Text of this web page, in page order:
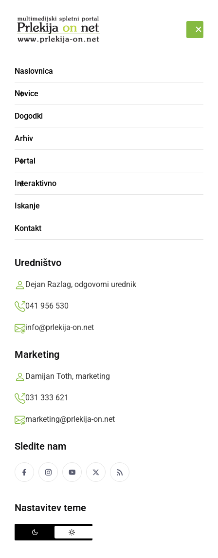
Naslovnica
Novice
Dogodki
Arhiv
Portal
Interaktivno
Iskanje
Kontakt
Uredništvo
Dejan Razlag, odgovorni urednik
041 956 530
info@prlekija-on.net
Marketing
Damijan Toth, marketing
031 333 621
marketing@prlekija-on.net
Sledite nam
Nastavitev teme
pisava
DRUŽABNO
Naučila se je braillove pisave
Družabno
Črna kronika
Šport
Politika
Gospodarstvo
Narava
Zanimivosti